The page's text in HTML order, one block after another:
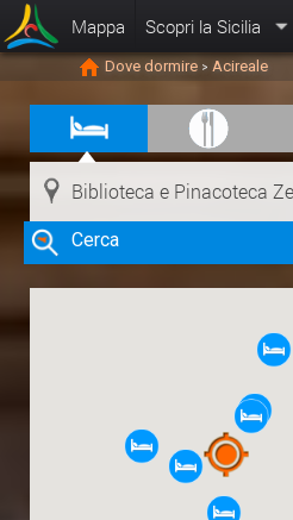
Mappa Scopri la Sicilia
Dove dormire > Acireale
Cerca
Clicca su una risorsa
per visualizzare le